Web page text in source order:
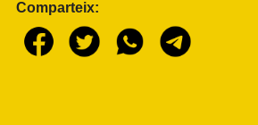
Comparteix: